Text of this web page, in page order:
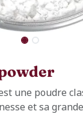
une poudre
et sa